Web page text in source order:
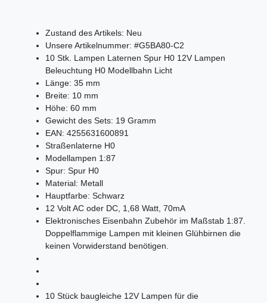
Zustand des Artikels: Neu
Unsere Artikelnummer: #G5BA80-C2
10 Stk. Lampen Laternen Spur H0 12V Lampen
Beleuchtung H0 Modellbahn Licht
Länge: 35 mm
Breite: 10 mm
Höhe: 60 mm
Gewicht des Sets: 19 Gramm
EAN: 4255631600891
Straßenlaterne H0
Modellampen 1:87
Spur: Spur H0
Material: Metall
Hauptfarbe: Schwarz
12 Volt AC oder DC, 1,68 Watt, 70mA
Elektronisches Eisenbahn Zubehör im Maßstab 1:87.
Doppelflammige Lampen mit kleinen Glühbirnen die
keinen Vorwiderstand benötigen.
10 Stück baugleiche 12V Lampen für die